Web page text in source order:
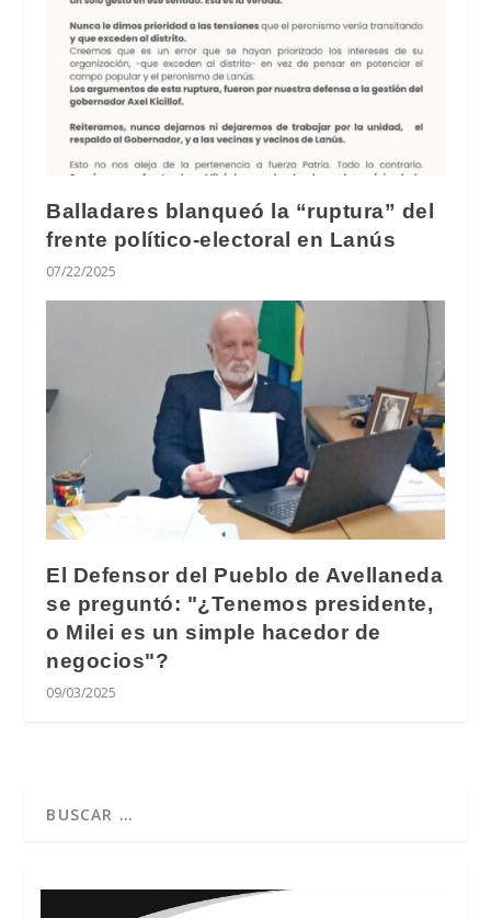
Balladares blanqueó la “ruptura” del
frente político-electoral en Lanús
07/22/2025
El Defensor del Pueblo de Avellaneda
se preguntó: "¿Tenemos presidente,
o Milei es un simple hacedor de
negocios"?
09/03/2025